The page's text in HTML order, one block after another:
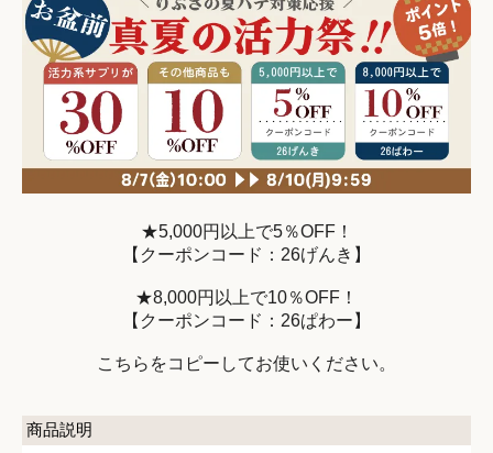
★5,000円以上で5％OFF！
【クーポンコード：26げんき】
★8,000円以上で10％OFF！
【クーポンコード：26ぱわー】
こちらをコピーしてお使いください。
商品説明